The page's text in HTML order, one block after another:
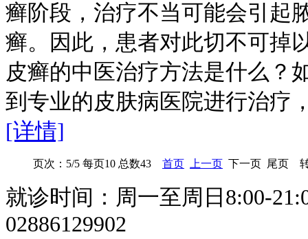
癣阶段，治疗不当可能会引起
癣。因此，患者对此切不可掉
皮癣的中医治疗方法是什么？
到专业的皮肤病医院进行治疗
[详情]
页次：5/5 每页10 总数43 首页 上一页 下一页 尾页
就诊时间：周一至周日8:00-
02886129902